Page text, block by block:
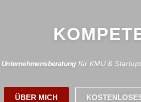
BAFA FÖRDERUNG KONTAKT
Unternehmensberatung für KMU &
ÜBER MICH